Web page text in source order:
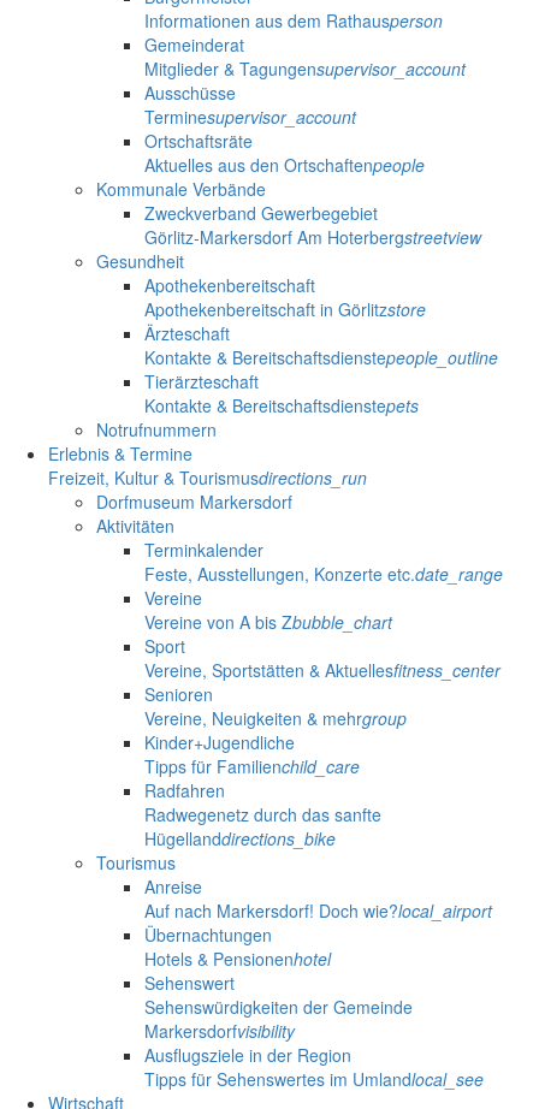
Informationen aus dem Rathausperson
Gemeinderat
Mitglieder & Tagungensupervisor_account
Ausschüsse
Terminesupervisor_account
Ortschaftsräte
Aktuelles aus den Ortschaftenpeople
Kommunale Verbände
Zweckverband Gewerbegebiet
Görlitz-Markersdorf Am Hoterbergstreetview
Gesundheit
Apothekenbereitschaft
Apothekenbereitschaft in Görlitzstore
Ärzteschaft
Kontakte & Bereitschaftsdienstepeople_outline
Tierärzteschaft
Kontakte & Bereitschaftsdienstepets
Notrufnummern
Erlebnis & Termine
Freizeit, Kultur & Tourismusdirections_run
Dorfmuseum Markersdorf
Aktivitäten
Terminkalender
Feste, Ausstellungen, Konzerte etc.date_range
Vereine
Vereine von A bis Zbubble_chart
Sport
Vereine, Sportstätten & Aktuellesfitness_center
Senioren
Vereine, Neuigkeiten & mehrgroup
Kinder+Jugendliche
Tipps für Familienchild_care
Radfahren
Radwegenetz durch das sanfte
Hügellanddirections_bike
Tourismus
Anreise
Auf nach Markersdorf! Doch wie?local_airport
Übernachtungen
Hotels & Pensionenhotel
Sehenswert
Sehenswürdigkeiten der Gemeinde
Markersdorfvisibility
Ausflugsziele in der Region
Tipps für Sehenswertes im Umlandlocal_see
Wirtschaft